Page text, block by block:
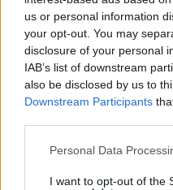
us or personal information
your opt-out. You may
disclosure of your personal
IAB’s list of downstream
also be disclosed by us to
Downstream Participants
Personal Data
I want to opt-out of the
a környezettudatos
mostanában kezdik
Milyen részvényeket
társadalmi
alap?
világot? Részletek a
befektetési ajánlásnak.